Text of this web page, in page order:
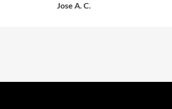
Jose A. C.